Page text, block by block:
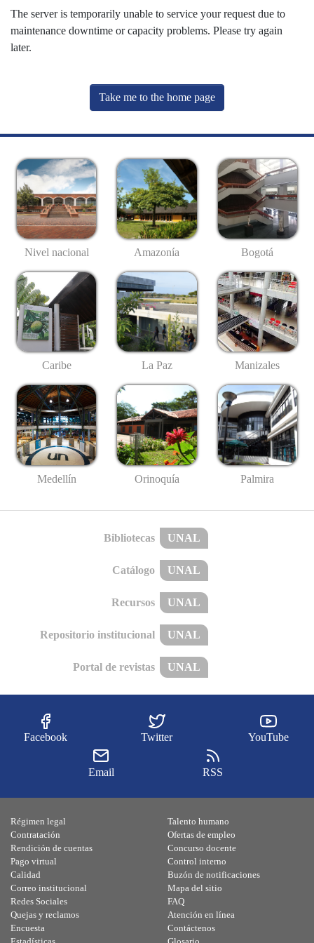
The server is temporarily unable to service your request due to
maintenance downtime or capacity problems. Please try again
later.
Take me to the home page
Nivel nacional Amazonía Bogotá
Caribe La Paz Manizales
Medellín Orinoquía Palmira
Bibliotecas UNAL
Catálogo UNAL
Recursos UNAL
Repositorio institucional UNAL
Portal de revistas UNAL
Facebook Twitter YouTube
Email RSS
Régimen legal
Contratación
Rendición de cuentas
Pago virtual
Calidad
Talento humano
Ofertas de empleo
Concurso docente
Control interno
Buzón de notificaciones
Correo institucional
Redes Sociales
Quejas y reclamos
Encuesta
Mapa del sitio
FAQ
Atención en línea
Contáctenos